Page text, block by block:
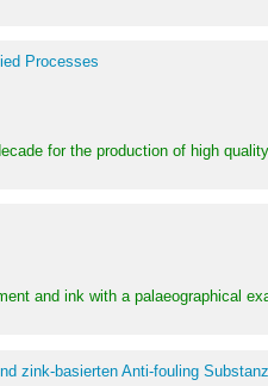
Processes
for the production of high
and ink with a palaeographical
zink-basierten Anti-fouling